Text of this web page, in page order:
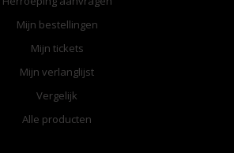
Mijn bestellingen
Mijn tickets
Mijn verlanglijst
Vergelijk
Alle producten